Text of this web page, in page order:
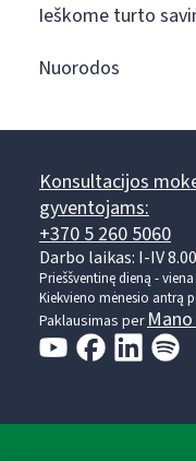
Ieškome turto
Nuorodos
Konsultacijos
gyventojams:
+370 5 260 5060
Darbo laikas: I-IV
Prieššventinę dieną -
Kiekvieno mėnesio antrą
Paklausimas per